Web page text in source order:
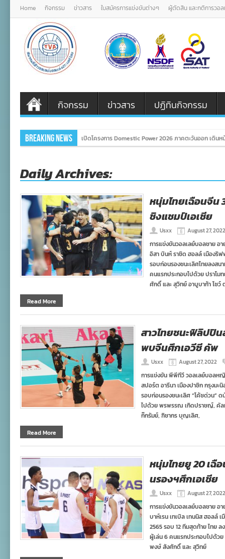
Home กิจกรรม ข่าวสาร ใบสมัครการแข่งขันต่างๆ ผู้ตัดสิน และกติการวอ
กิจกรรม ข่าวสาร ปฏิทินกิจกรรม
Breaking News เปิดโครงการ Domestic Power 2026 ภาคตะวันออก เดิ
Daily Archives:
หนุ่มไทยเฉือนจีน
ชิงแชมป์เอเชีย
Usxx August 27, 2022
การแข่งขันวอลเลย์บอลชาย อ
อิสา บินห์ ราชิด ฮอลล์ เมืองริฟ
รอบก่อนรองชนะเลิศไทยลงส
คนแรกประกอบไปด้วย ปราโม
ศักดิ์ และ สุวิทย์ อาบูบาก้า โซว์
Read More
สาวไทยชนะฟิลิปปิ
พบจีนศึกเอวีซี คัพ
Usxx August 27, 2022
การแข่งขัน พีพีทีวี วอลเลย์บอลห
สปอร์ต อารีนา เมืองปาซิก กรุงมะ
รอบก่อนรองชนะเลิศ “โค้ชด่วน”
ไปด้วย พรพรรณ เกิดปราชญ์, คั
ก๊กรัมย์, ฑิชากร บุญเลิศ,
Read More
หนุ่มไทยยู 20 เฉื
นรองฯศึกเอเชีย
Usxx August 27, 2022
การแข่งขันวอลเลย์บอลชาย อ
บาห์เรน เทเบิล เทนนิส ฮอลล์
2565 รอบ 12 ทีมสุดท้าย ไทย
ผู้เล่น 6 คนแรกประกอบไปด้ว
พงษ์ สังศักดิ์ และ สุวิทย์